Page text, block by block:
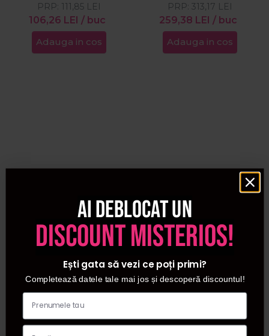
250ml
106,26 LEI / buc
PRP: 111,85 LEI
Adauga in cos
parului Revive Balm
Leave-In 50ml
259,38 LEI / buc
PRP: 313,17 LEI
Adauga in cos
Ai deblocat un
discount misterios!
Ești gata să vezi ce poți primi?
Completează datele tale mai jos și descoperă discountul!